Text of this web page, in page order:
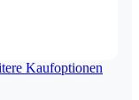
Kaufoptionen